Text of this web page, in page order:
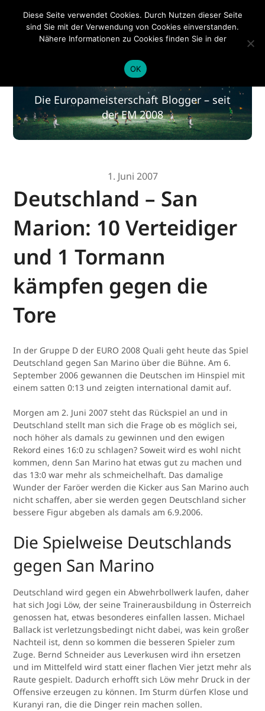
EM 2020
EM 2020
Die Europameisterschaft Blogger – seit
der EM 2008
1. Juni 2007
Deutschland – San
Marion: 10 Verteidiger
und 1 Tormann
kämpfen gegen die
Tore
In der Gruppe D der EURO 2008 Quali geht heute das Spiel
Deutschland gegen San Marino über die Bühne. Am 6.
September 2006 gewannen die Deutschen im Hinspiel mit
einem satten 0:13 und zeigten international damit auf.
Morgen am 2. Juni 2007 steht das Rückspiel an und in
Deutschland stellt man sich die Frage ob es möglich sei,
noch höher als damals zu gewinnen und den ewigen
Rekord eines 16:0 zu schlagen? Soweit wird es wohl nicht
kommen, denn San Marino hat etwas gut zu machen und
das 13:0 war mehr als schmeichelhaft. Das damalige
Wunder der Faröer werden die Kicker aus San Marino auch
nicht schaffen, aber sie werden gegen Deutschland sicher
bessere Figur abgeben als damals am 6.9.2006.
Die Spielweise Deutschlands
gegen San Marino
Deutschland wird gegen ein Abwehrbollwerk laufen, daher
hat sich Jogi Löw, der seine Trainerausbildung in Österreich
genossen hat, etwas besonderes einfallen lassen. Michael
Ballack ist verletzungsbedingt nicht dabei, was kein großer
Nachteil ist, denn so kommen die besseren Spieler zum
Zuge. Bernd Schneider aus Leverkusen wird ihn ersetzen
und im Mittelfeld wird statt einer flachen Vier jetzt mehr als
Raute gespielt. Dadurch erhofft sich Löw mehr Druck in der
Offensive erzeugen zu können. Im Sturm dürfen Klose und
Kuranyi ran, die die Dinger rein machen sollen.
Diese Seite verwendet Cookies. Durch Nutzen dieser Seite
sind Sie mit der Verwendung von Cookies einverstanden.
Nähere Informationen zu Cookies finden Sie in der
OK